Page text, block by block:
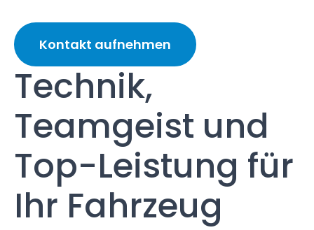
Kontakt aufnehmen
Technik,
Teamgeist und
Top-Leistung für
Ihr Fahrzeug